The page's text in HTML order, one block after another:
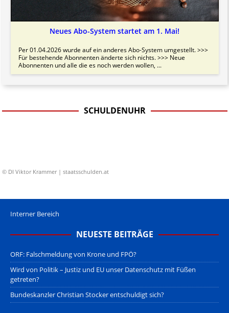
Neues Abo-System startet am 1. Mai!
Per 01.04.2026 wurde auf ein anderes Abo-System umgestellt. >>>
Für bestehende Abonnenten änderte sich nichts. >>> Neue
Abonnenten und alle die es noch werden wollen, ...
SCHULDENUHR
© DI Viktor Krammer | staatsschulden.at
Interner Bereich
NEUESTE BEITRÄGE
ORF: Falschmeldung von Krone und FPÖ?
Wird von Politik – Justiz und EU unser Datenschutz mit Füßen
getreten?
Bundeskanzler Christian Stocker entschuldigt sich?